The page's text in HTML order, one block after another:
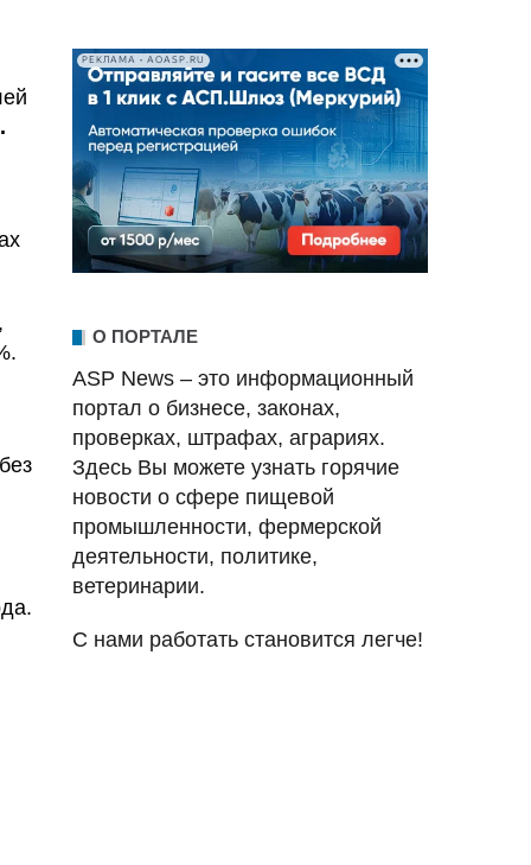
РЕКЛАМА • AOASP.RU
О ПОРТАЛЕ
ASP News – это информационный
портал о бизнесе, законах,
проверках, штрафах, аграриях.
Здесь Вы можете узнать горячие
новости о сфере пищевой
промышленности, фермерской
деятельности, политике,
ветеринарии.
С нами работать становится легче!